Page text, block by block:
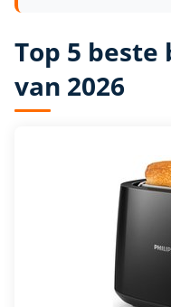
Top 5
van 2026